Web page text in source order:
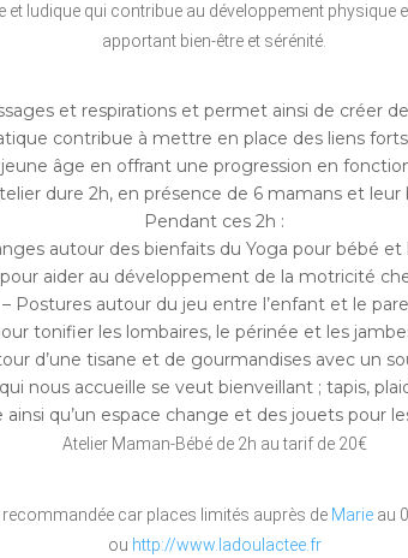
ludique qui contribue au développement physique
apportant bien-être et sérénité.
et respirations et permet ainsi de créer
contribue à mettre en place des liens
âge en offrant une progression en
dure 2h, en présence de 6 mamans et leur
Pendant ces 2h :
autour des bienfaits du Yoga pour bébé et
pour aider au développement de la motricité
– Postures autour du jeu entre l’enfant et le
tonifier les lombaires, le périnée et les
d’une tisane et de gourmandises avec un
nous accueille se veut bienveillant ; tapis,
ainsi qu’un espace change et des jouets pour
Atelier Maman-Bébé de 2h au tarif de 20€
recommandée car places limités auprès de Marie au
ou http://www.ladoulactee.fr